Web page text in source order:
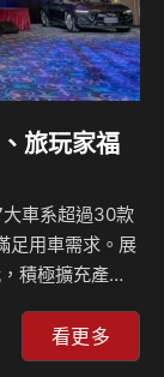
旅玩家福
車系超過30款
足用車需求。展
積極擴充產品
來將持續在地
數位化零件倉儲
看更多